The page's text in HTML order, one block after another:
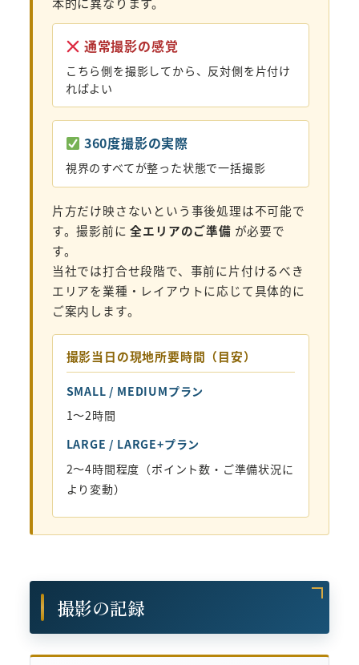
通常撮影の感覚
こちら側を撮影してから、反対側を片付け
ればよい
360度撮影の実際
視界のすべてが整った状態で一括撮影
片方だけ映さないという事後処理は不可能で
す。撮影前に全エリアのご準備 が必要で
す。
当社では打合せ段階で、事前に片付けるべき
エリアを業種・レイアウトに応じて具体的に
ご案内します。
撮影当日の現地所要時間（目安）
SMALL / MEDIUMプラン
1〜2時間
LARGE / LARGE+プラン
2〜4時間程度（ポイント数・ご準備状況に
より変動）
撮影の記録